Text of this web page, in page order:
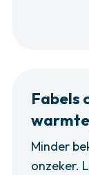
Fabels
Minder
onzeker.